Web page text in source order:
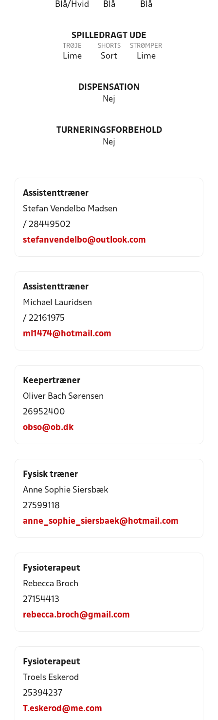
Blå/Hvid Blå Blå
SPILLEDRAGT UDE
TRØJE
Lime
SHORTS
Sort
STRØMPER
Lime
DISPENSATION
Nej
TURNERINGSFORBEHOLD
Nej
Assistenttræner
Stefan Vendelbo Madsen
/ 28449502
stefanvendelbo@outlook.com
Assistenttræner
Michael Lauridsen
/ 22161975
ml1474@hotmail.com
Keepertræner
Oliver Bach Sørensen
26952400
obso@ob.dk
Fysisk træner
Anne Sophie Siersbæk
27599118
anne_sophie_siersbaek@hotmail.com
Fysioterapeut
Rebecca Broch
27154413
rebecca.broch@gmail.com
Fysioterapeut
Troels Eskerod
25394237
T.eskerod@me.com